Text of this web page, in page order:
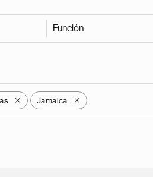
Función
X Jamaica X